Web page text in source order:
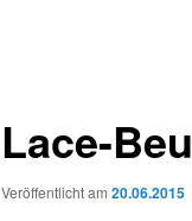
Lace-
Veröffentlicht am 20.06.2015